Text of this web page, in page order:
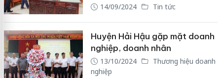
14/09/2024 Tin tức
Huyện Hải Hậu gặp mặt doanh
nghiệp, doanh nhân
13/10/2024
Thương hiệu doanh
nghiệp